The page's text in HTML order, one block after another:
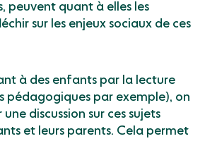
peuvent quant à elles les
sur les enjeux sociaux de ces
à des enfants par la lecture
pédagogiques par exemple), on
discussion sur ces sujets
et leurs parents. Cela permet